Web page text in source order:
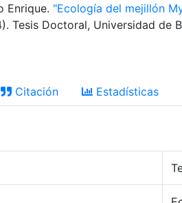
Enrique. "Ecología del mejillón
Tesis Doctoral, Universidad de
Citación Estadísticas